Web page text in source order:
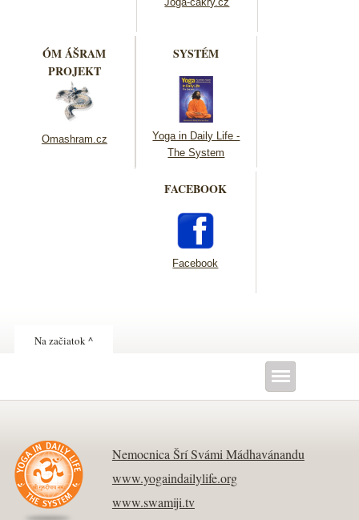
ÓM ÁŠRAM
PROJEKT
Omashram.cz
SYSTÉM
Yoga in Daily Life -
The System
FACEBOOK
Facebook
Na začiatok ^
Nemocnica Šrí Svámi Mádhavánandu
www.yogaindailylife.org
www.swamiji.tv